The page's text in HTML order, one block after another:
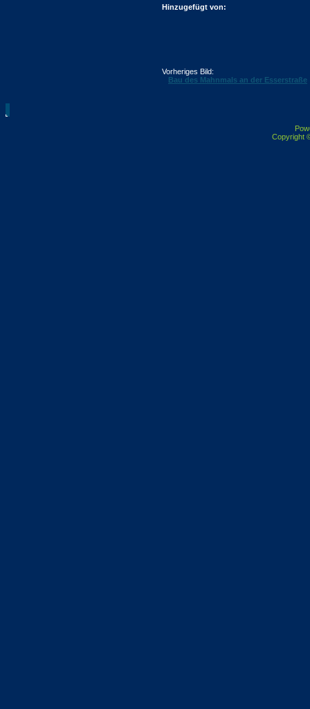
Hinzugefügt von:
Vorheriges Bild:
Bau des Mahnmals an der Esserstraße
Copyright